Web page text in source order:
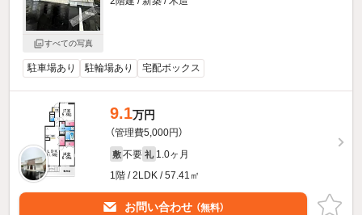
すべての写真
駐車場あり 駐輪場あり 宅配ボックス
9.1万円
（管理費5,000円）
敷 不要 礼 1.0ヶ月
1階 / 2LDK / 57.41㎡
お問い合わせ （無料）